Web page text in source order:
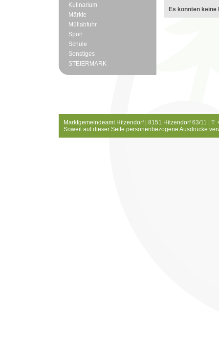
Kulinarium
Märkte
Müllabfuhr
Sport
Schule
Sonstiges
STEIERMARK
Es konnten keine
Marktgemeindeamt Hitzendorf | 8151 Hitzendorf 63/11 |
Soweit auf dieser Seite personenbezogene Ausdrücke